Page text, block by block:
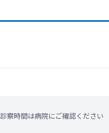
診察時間は病院にご確認ください